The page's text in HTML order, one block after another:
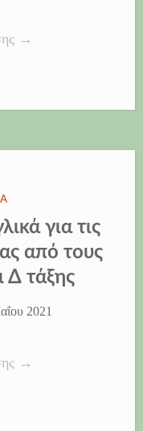
“Τα
έκτης…
→
για τις
από τους
Δ τάξης
2021
“Κρυπτόλεξο
→